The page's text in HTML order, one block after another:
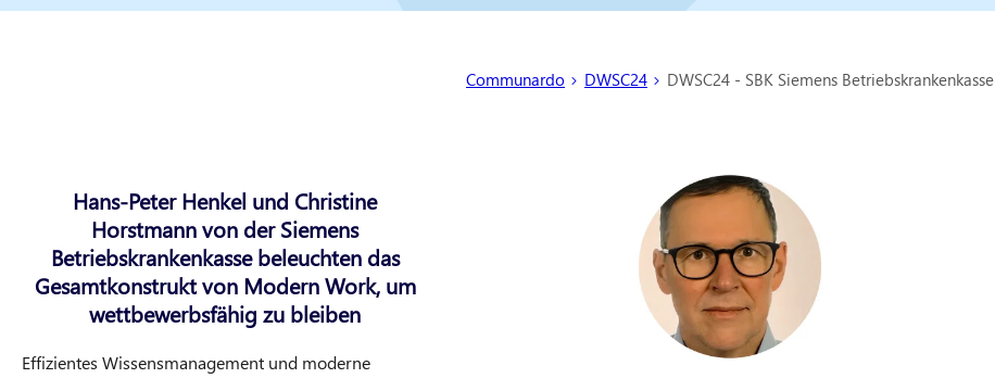
Sie sind hier:
Communardo DWSC24 DWSC24 - SBK Siemens Betriebskrankenkasse
Hans-Peter Henkel und Christine
Horstmann von der Siemens
Betriebskrankenkasse beleuchten das
Gesamtkonstrukt von Modern Work, um
wettbewerbsfähig zu bleiben
Effizientes Wissensmanagement und moderne